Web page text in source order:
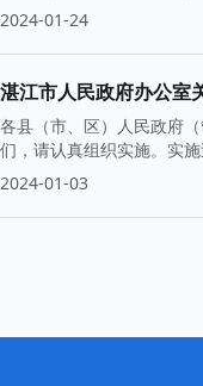
2024-01-24
湛江市人民政府办公室
各县（市、区）人民政府
们，请认真组织实施。实
2024-01-03